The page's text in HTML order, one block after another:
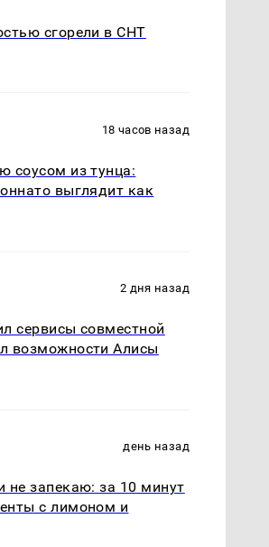
сгорели в СНТ
18 часов назад
соусом из тунца:
выглядит как
2 дня назад
сервисы совместной
возможности Алисы
день назад
не запекаю: за 10 минут
с лимоном и